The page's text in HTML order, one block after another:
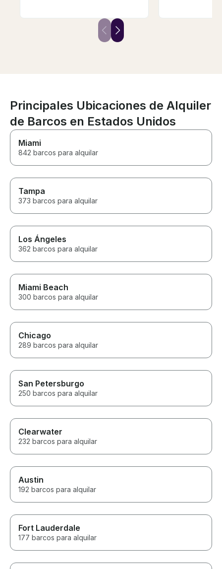
celebration!!! We have rented
boats before and this one by
Thank you so
Principales Ubicaciones de Alquiler
de Barcos en Estados Unidos
Miami
842 barcos para alquilar
Tampa
373 barcos para alquilar
Los Ángeles
362 barcos para alquilar
Miami Beach
300 barcos para alquilar
Chicago
289 barcos para alquilar
San Petersburgo
250 barcos para alquilar
Clearwater
232 barcos para alquilar
Austin
192 barcos para alquilar
Fort Lauderdale
177 barcos para alquilar